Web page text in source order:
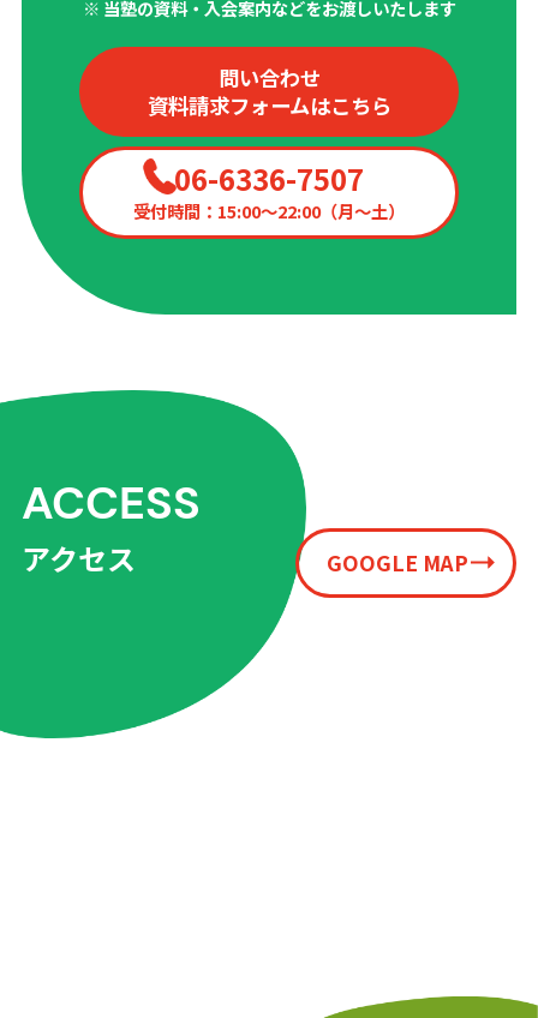
※ 当塾の資料・入会案内などをお渡しいたします
問い合わせ
資料請求フォームはこちら
06-6336-7507
受付時間：15:00〜22:00（月〜土）
ACCESS
アクセス GOOGLE MAP